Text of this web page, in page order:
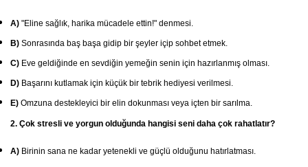
A) "Eline sağlık, harika mücadele ettin!" denmesi.
B) Sonrasında baş başa gidip bir şeyler içip sohbet etmek.
C) Eve geldiğinde en sevdiğin yemeğin senin için hazırlanmış olması.
D) Başarını kutlamak için küçük bir tebrik hediyesi verilmesi.
E) Omzuna destekleyici bir elin dokunması veya içten bir sarılma.
2. Çok stresli ve yorgun olduğunda hangisi seni daha çok rahatlatır?
A) Birinin sana ne kadar yetenekli ve güçlü olduğunu hatırlatması.